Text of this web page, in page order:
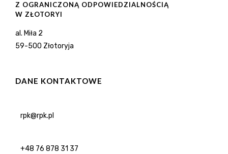
Z OGRANICZONĄ ODPOWIEDZIALNOŚCIĄ
W ZŁOTORYI
al. Miła 2
59-500 Złotoryja
DANE KONTAKTOWE
rpk@rpk.pl
+48 76 878 31 37